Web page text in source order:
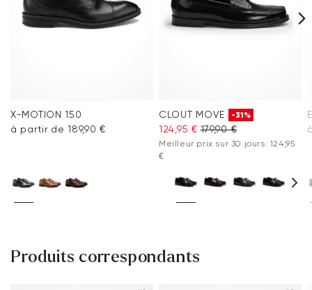
X-MOTION 150
à partir de 189,90 €
CLOUT MOVE -31%
124,95 € 179,90 €
Meilleur prix sur 30 jours: 124,95
€
Produits correspondants